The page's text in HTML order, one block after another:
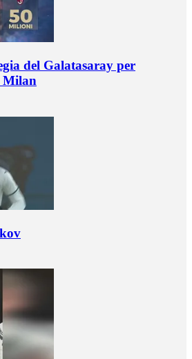
del Galatasaray per
Milan